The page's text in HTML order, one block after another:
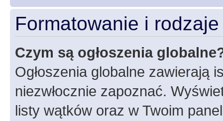
Formatowanie i
Czym są ogłoszenia
Ogłoszenia globalne zawierają
niezwłocznie zapoznać.
listy wątków oraz w Twoim